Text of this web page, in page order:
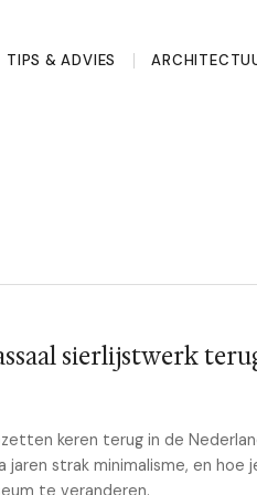
TIPS & ADVIES
sierlijstwerk
keren terug in de
jaren strak minimalisme, en hoe
te veranderen.